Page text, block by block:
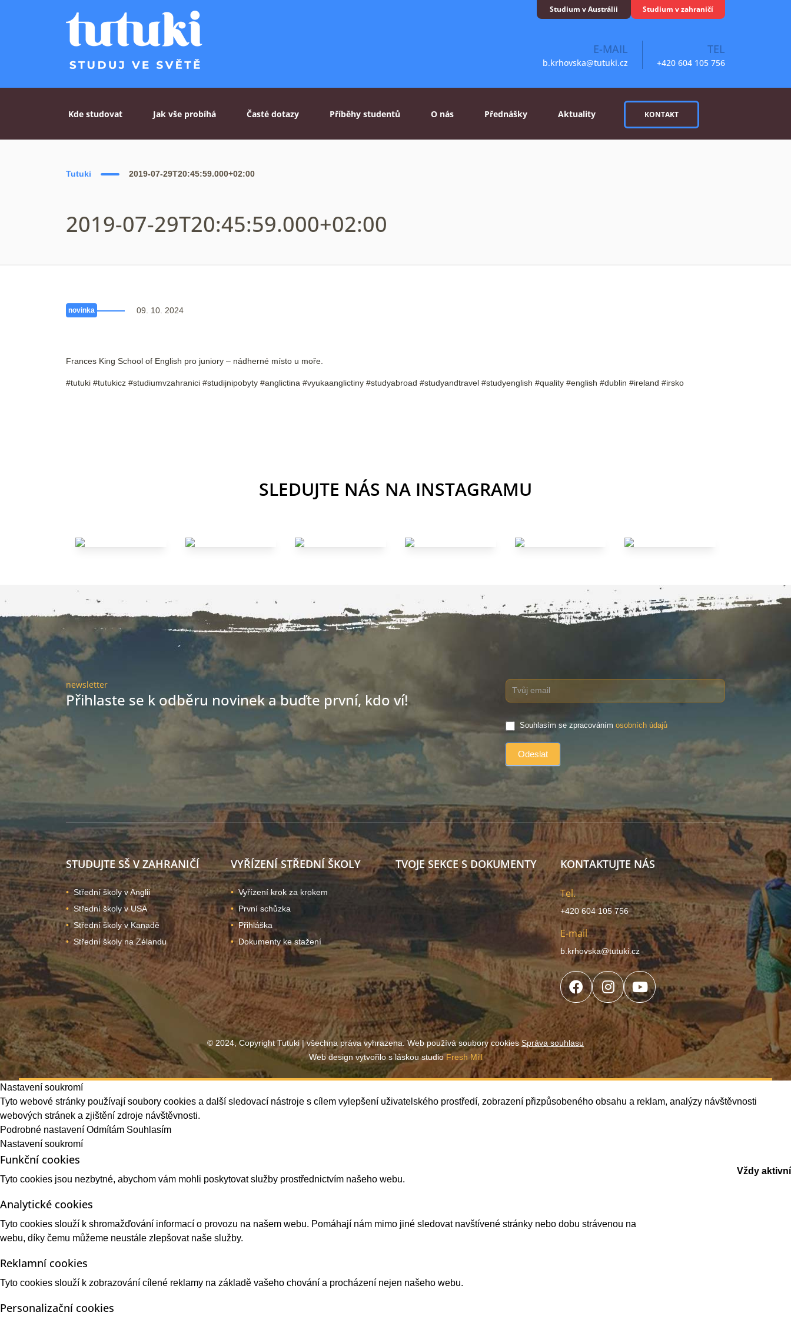
Studium v Austrálii Studium v zahraničí
E-MAIL
b.krhovska@tutuki.cz
TEL
+420 604 105 756
Kde studovat Jak vše probíhá Časté dotazy Příběhy studentů O nás Přednášky Aktuality KONTAKT
Tutuki 2019-07-29T20:45:59.000+02:00
2019-07-29T20:45:59.000+02:00
novinka 09. 10. 2024
Frances King School of English pro juniory – nádherné místo u moře.
#tutuki #tutukicz #studiumvzahranici #studijnipobyty #anglictina #vyukaanglictiny #studyabroad #studyandtravel #studyenglish #quality #english #dublin #ireland #irsko
SLEDUJTE NÁS NA INSTAGRAMU
newsletter
Přihlaste se k odběru novinek a buďte první, kdo ví!
Souhlasím se zpracováním osobních údajů
STUDUJTE SŠ V ZAHRANIČÍ
Střední školy v Anglii
Střední školy v USA
Střední školy v Kanadě
Střední školy na Zélandu
VYŘÍZENÍ STŘEDNÍ ŠKOLY
Vyřízení krok za krokem
První schůzka
Přihláška
Dokumenty ke stažení
TVOJE SEKCE S DOKUMENTY KONTAKTUJTE NÁS
Tel.
+420 604 105 756
E-mail
b.krhovska@tutuki.cz
© 2024, Copyright Tutuki | všechna práva vyhrazena. Web používá soubory cookies Správa souhlasu
Web design vytvořilo s láskou studioFresh Mill
Nastavení soukromí
Tyto webové stránky používají soubory cookies a další sledovací nástroje s cílem vylepšení uživatelského prostředí, zobrazení přizpůsobeného obsahu a reklam, analýzy návštěvnosti
webových stránek a zjištění zdroje návštěvnosti.
Podrobné nastavení Odmítám Souhlasím
Nastavení soukromí
Funkční cookies
Tyto cookies jsou nezbytné, abychom vám mohli poskytovat služby prostřednictvím našeho webu.
Vždy aktivní
Analytické cookies
Tyto cookies slouží k shromažďování informací o provozu na našem webu. Pomáhají nám mimo jiné sledovat navštívené stránky nebo dobu strávenou na
webu, díky čemu můžeme neustále zlepšovat naše služby.
Reklamní cookies
Tyto cookies slouží k zobrazování cílené reklamy na základě vašeho chování a procházení nejen našeho webu.
Personalizační cookies